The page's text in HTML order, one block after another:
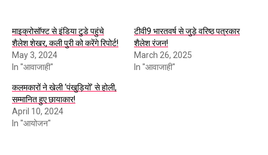
माइक्रोसॉफ्ट से इंडिया टुडे पहुंचे
शैलेश शेखर, कली पुरी को करेंगे रिपोर्ट!
May 3, 2024
In "आवाजाही"
टीवी9 भारतवर्ष से जुड़े वरिष्ठ पत्रकार
शैलेश रंजन!
March 26, 2025
In "आवाजाही"
कलमकारों ने खेली ‘पंखुड़ियों’ से होली,
सम्मानित हुए छायाकार!
April 10, 2024
In "आयोजन"